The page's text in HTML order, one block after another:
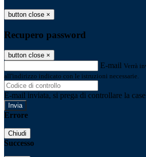
button close ×
Recupero password
button close ×
E-mail Verrà
all'indirizzo indicato con le istruzioni necessarie.
E-mail inviata, si prega di controllare la
Errore
Chiudi
Successo